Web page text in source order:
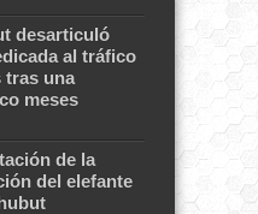
desarticuló
al tráfico
tras una
meses
de la
del elefante